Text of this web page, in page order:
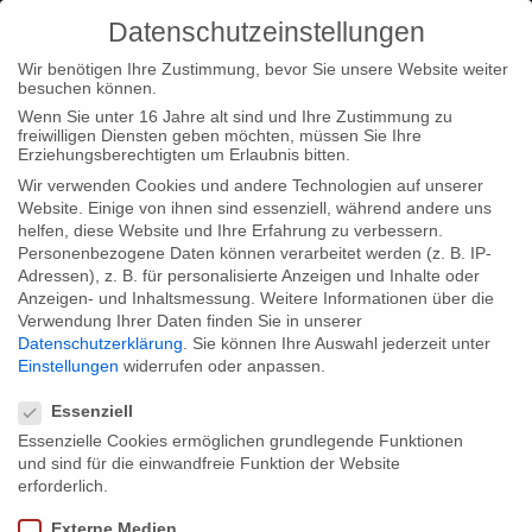
Home Typ|News Buchpremiere “Der Kreml-Flieger”
Buchpremiere “Der Kreml-Flieger”
Flieger – Mathias Rust und die Folgen eines Abenteuers”
anzukündigen. Das Buch zur Dokumentation ist beim Ch. Links
Datenschutzeinstellungen
Wir benötigen Ihre Zustimmung, bevor Sie unsere Website weiter
besuchen können.
Wenn Sie unter 16 Jahre alt sind und Ihre Zustimmung zu
freiwilligen Diensten geben möchten, müssen Sie Ihre
Erziehungsberechtigten um Erlaubnis bitten.
Wir verwenden Cookies und andere Technologien auf unserer
Website. Einige von ihnen sind essenziell, während andere uns
helfen, diese Website und Ihre Erfahrung zu verbessern.
Personenbezogene Daten können verarbeitet werden (z. B. IP-
Adressen), z. B. für personalisierte Anzeigen und Inhalte oder
Anzeigen- und Inhaltsmessung. Weitere Informationen über die
Verwendung Ihrer Daten finden Sie in unserer
Datenschutzerklärung
Sie können Ihre Auswahl jederzeit unter
Einstellungen widerrufen oder anpassen.
Essenziell
Essenzielle Cookies ermöglichen grundlegende Funktionen
und sind für die einwandfreie Funktion der Website
erforderlich.